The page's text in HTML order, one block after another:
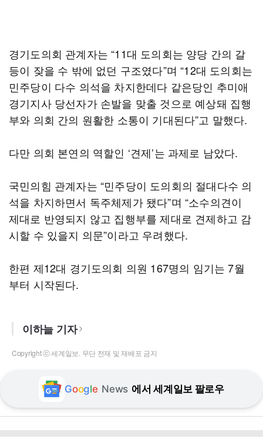
경기도의회 관계자는 “11대 도의회는 양당 간의 갈
등이 잦을 수 밖에 없던 구조였다”며 “12대 도의회는
민주당이 다수 의석을 차지한데다 같은당인 추미애
경기지사 당선자가 손발을 맞출 것으로 예상돼 집행
부와 의회 간의 원활한 소통이 기대된다”고 말했다.
다만 의회 본연의 역할인 ‘견제’는 과제로 남았다.
국민의힘 관계자는 “민주당이 도의회의 절대다수 의
석을 차지하면서 독주체제가 됐다”며 “소수의견이
제대로 반영되지 않고 집행부를 제대로 견제하고 감
시할 수 있을지 의문”이라고 우려했다.
한편 제12대 경기도의회 의원 167명의 임기는 7월
부터 시작된다.
이하늘 기자
Copyright ⓒ 세계일보. 무단 전재 및 재배포 금지
Google News 에서 세계일보 팔로우